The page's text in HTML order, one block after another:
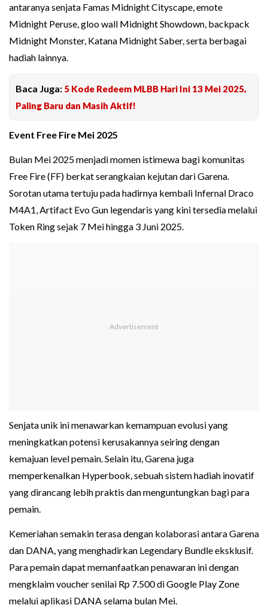
antaranya senjata Famas Midnight Cityscape, emote
Midnight Peruse, gloo wall Midnight Showdown, backpack
Midnight Monster, Katana Midnight Saber, serta berbagai
hadiah lainnya.
Baca Juga: 5 Kode Redeem MLBB Hari Ini 13 Mei 2025,
Paling Baru dan Masih Aktif!
Event Free Fire Mei 2025
Bulan Mei 2025 menjadi momen istimewa bagi komunitas
Free Fire (FF) berkat serangkaian kejutan dari Garena.
Sorotan utama tertuju pada hadirnya kembali Infernal Draco
M4A1, Artifact Evo Gun legendaris yang kini tersedia melalui
Token Ring sejak 7 Mei hingga 3 Juni 2025.
Senjata unik ini menawarkan kemampuan evolusi yang
meningkatkan potensi kerusakannya seiring dengan
kemajuan level pemain. Selain itu, Garena juga
memperkenalkan Hyperbook, sebuah sistem hadiah inovatif
yang dirancang lebih praktis dan menguntungkan bagi para
pemain.
Kemeriahan semakin terasa dengan kolaborasi antara Garena
dan DANA, yang menghadirkan Legendary Bundle eksklusif.
Para pemain dapat memanfaatkan penawaran ini dengan
mengklaim voucher senilai Rp 7.500 di Google Play Zone
melalui aplikasi DANA selama bulan Mei.